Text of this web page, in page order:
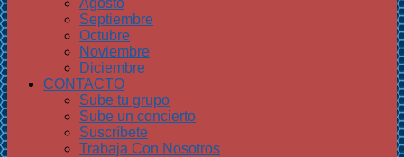
Agosto
Septiembre
Octubre
Noviembre
Diciembre
CONTACTO
Sube tu grupo
Sube un concierto
Suscríbete
Trabaja Con Nosotros